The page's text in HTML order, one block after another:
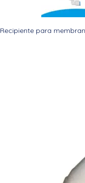
Recipiente para